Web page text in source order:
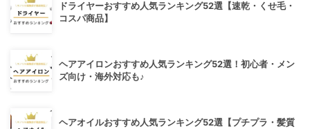
ドライヤーおすすめ人気ランキング52選【速乾・くせ毛・
コスパ商品】
ヘアアイロンおすすめ人気ランキング52選！初心者・メン
ズ向け・海外対応も♪
ヘアオイルおすすめ人気ランキング52選【プチプラ・髪質